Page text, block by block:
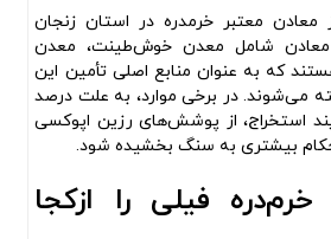
معادن معتبر خرمدره در استان زنجان
معادن شامل معدن خوش‌طینت، معدن
که به عنوان منابع اصلی تأمین این
می‌شوند. در برخی موارد، به علت درصد
استخراج، از پوشش‌های رزین اپوکسی
بیشتری به سنگ بخشیده شود.
فیلی را ازکجا